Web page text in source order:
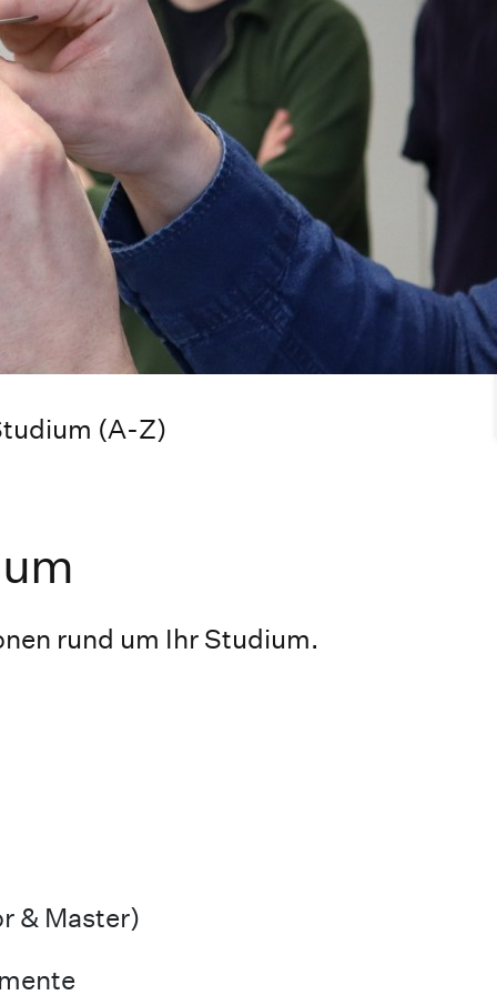
(A-Z)
rund um Ihr Studium.
& Master)